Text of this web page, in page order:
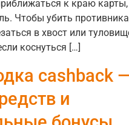
к краю
Чтобы убить
в хвост или
коснуться […]
cashback
и